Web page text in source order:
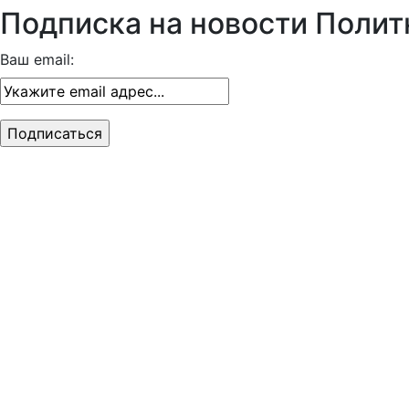
Подписка на новости
Ваш email: